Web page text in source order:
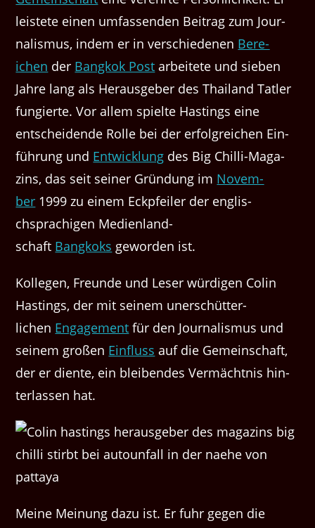
leis­tete einen umfassenden Beitrag zum Jour­
nal­is­mus, indem er in ver­schiede­nen Bere­
ichen der Bangkok Post arbeit­ete und sieben
Jahre lang als Her­aus­ge­ber des Thai­land Tatler
fungierte. Vor allem spielte Hast­ings eine
entschei­dende Rolle bei der erfol­gre­ichen Ein­
führung und Entwick­lung des Big Chilli-Mag­a­
zins, das seit sein­er Grün­dung im Novem­
ber 1999 zu einem Eckpfeil­er der englis­
chsprachi­gen Medi­en­land­
schaft Bangkoks gewor­den ist.
Kol­le­gen, Fre­unde und Leser würdi­gen Col­in
Hast­ings, der mit seinem uner­schüt­ter­
lichen Engage­ment für den Jour­nal­is­mus und
seinem großen Ein­fluss auf die Gemein­schaft,
der er diente, ein bleiben­des Ver­mächt­nis hin­
ter­lassen hat.
Meine Meinung dazu ist. Er fuhr gegen die